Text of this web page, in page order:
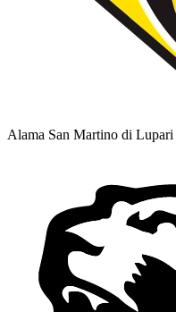
Alama San Martino di Lupari